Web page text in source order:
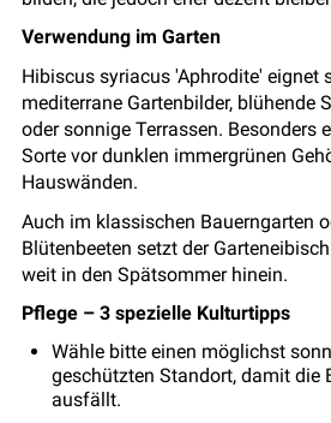
Verwendung im Garten
Hibiscus syriacus 'Aphrodite' eignet
mediterrane Gartenbilder, blühende
oder sonnige Terrassen. Besonders
Sorte vor dunklen immergrünen
Hauswänden.
Auch im klassischen Bauerngarten
Blütenbeeten setzt der
weit in den Spätsommer hinein.
Pflege – 3 spezielle Kulturtipps
Wähle bitte einen möglichst
geschützten Standort, damit die
ausfällt.